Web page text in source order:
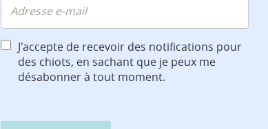
J'accepte de recevoir des notifications pour
des chiots, en sachant que je peux me
désabonner à tout moment.